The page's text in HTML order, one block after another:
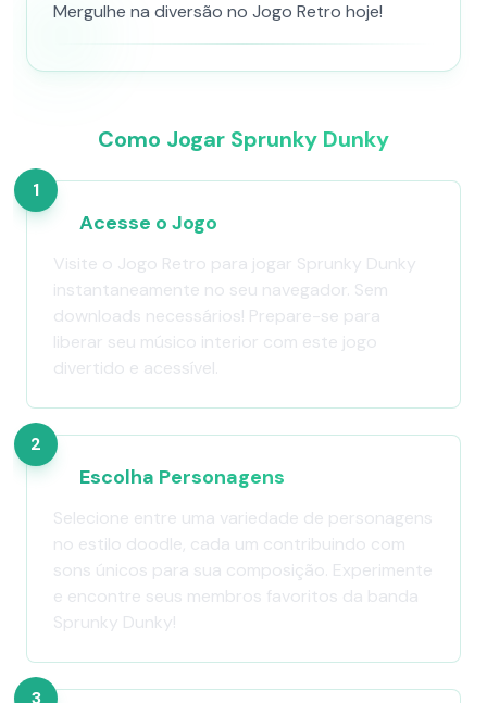
Mergulhe na diversão no Jogo Retro hoje!
Como Jogar Sprunky Dunky
1
Acesse o Jogo
Visite o Jogo Retro para jogar Sprunky Dunky
instantaneamente no seu navegador. Sem
downloads necessários! Prepare-se para
liberar seu músico interior com este jogo
divertido e acessível.
2
Escolha Personagens
Selecione entre uma variedade de personagens
no estilo doodle, cada um contribuindo com
sons únicos para sua composição. Experimente
e encontre seus membros favoritos da banda
Sprunky Dunky!
3